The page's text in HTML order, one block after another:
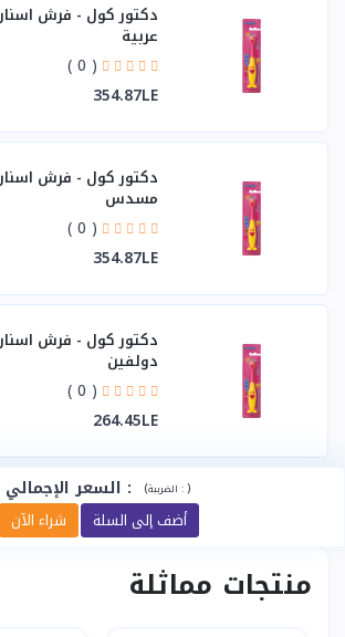
دكتور كول - فرش
عربية
( 0 )
354.87LE
دكتور كول - فرش
مسدس
( 0 )
354.87LE
دكتور كول - فرش
دولفين
( 0 )
264.45LE
السعر الإجمالي : ( الضريبة :)
شراء الآن أضف إلى السلة
منتجات مماثلة